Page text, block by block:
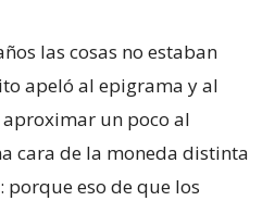
las cosas no estaban
apeló al epigrama y al
un poco al
cara de la moneda distinta
eso de que los